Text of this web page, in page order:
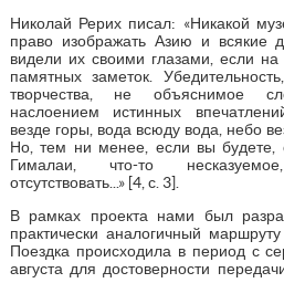
Николай Рерих писал: «Никакой
право изображать Азию и всякие
видели их своими глазами, если
памятных заметок.
творчества, не объяснимое
наслоением истинных
везде горы, вода всюду вода, небо
Но, тем ни менее, если вы будете,
Гималаи, что-то
отсутствовать...» [4, с. 3].
В рамках проекта нами был
практически аналогичный
Поездка происходила в период с
августа для достоверности